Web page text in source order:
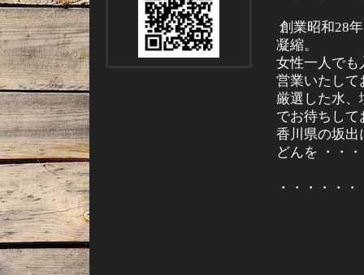
創業昭和28
凝縮。
女性一人でも
営業いたして
厳選した水
でお待ちして
香川県の坂出
どんを ・・・
・・・・・